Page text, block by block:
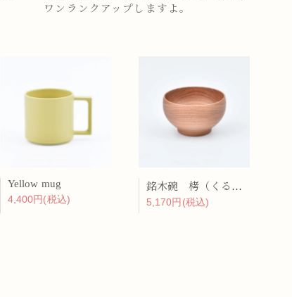
ワンランクアップしますよ。
Yellow mug
4,400円(税込)
銘木碗 栲（くるみ）
5,170円(税込)